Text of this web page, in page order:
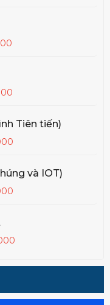
Tiên tiến)
và IOT)